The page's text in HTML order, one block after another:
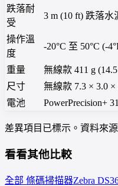
跌落耐
受
3 m (10 ft) 跌落
操作溫
度
-20°C 至 50°C (-
重量 無線款 411 g
尺寸
無線款 7.3 × 3.0 ×
電池
PowerPrecision+
差異項目已標示。資料來
看看其他比較
全部 條碼掃描器Zebra